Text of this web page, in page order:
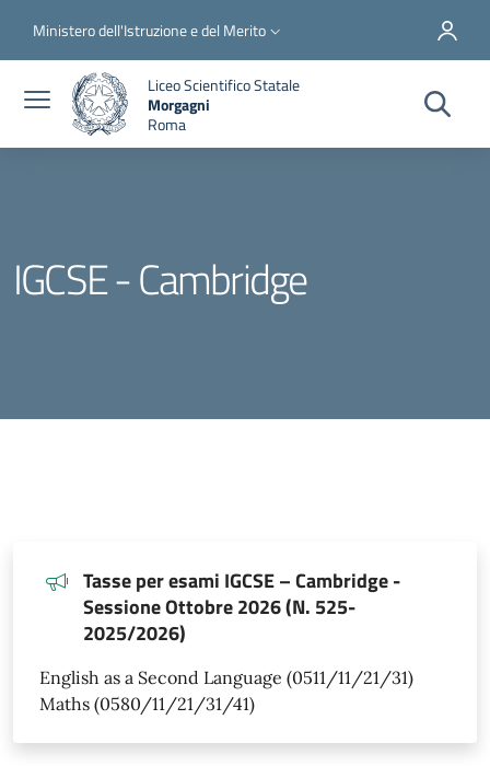
Slim top
Ministero dell'Istruzione e del Merito
Liceo Scientifico Statale
Morgagni
Roma
IGCSE - Cambridge
Tasse per esami IGCSE – Cambridge -
Sessione Ottobre 2026 (N. 525-
2025/2026)
English as a Second Language (0511/11/21/31)
Maths (0580/11/21/31/41)